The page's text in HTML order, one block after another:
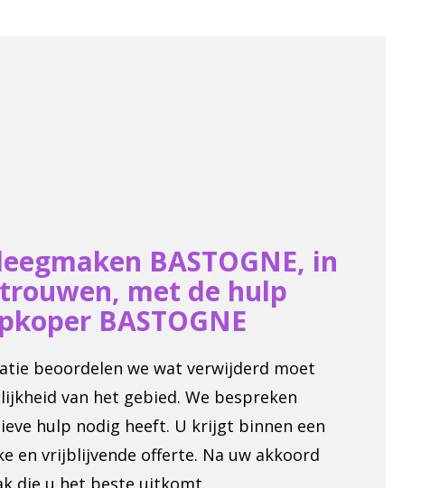
BASTOGNE, in
met de hulp
BASTOGNE
beoordelen we wat verwijderd moet
van het gebied. We bespreken
hulp nodig heeft. U krijgt binnen een
en vrijblijvende offerte. Na uw akkoord
die u het beste uitkomt.